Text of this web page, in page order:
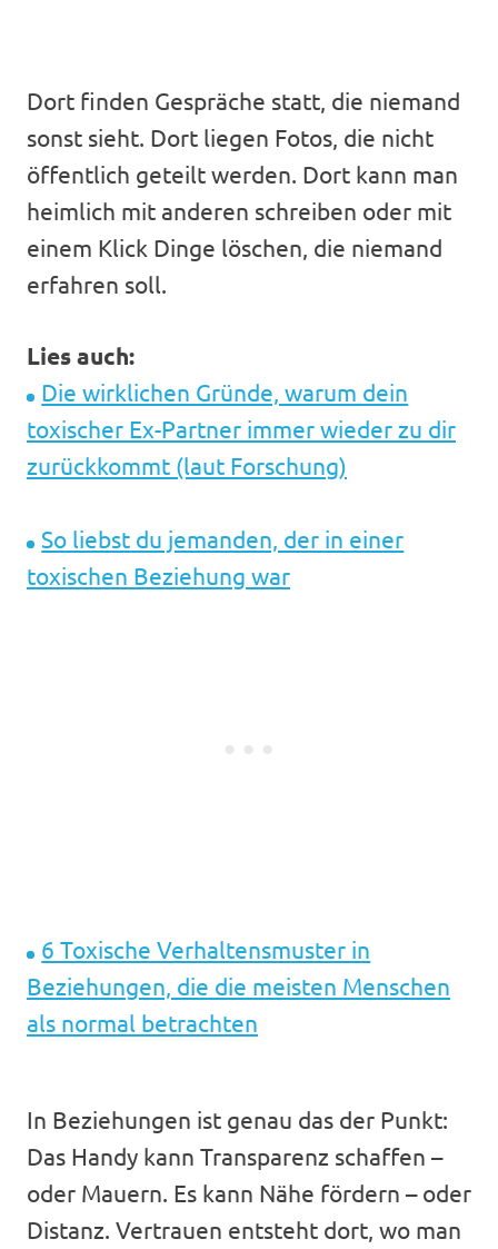
Dort finden Gespräche statt, die niemand
sonst sieht. Dort liegen Fotos, die nicht
öffentlich geteilt werden. Dort kann man
heimlich mit anderen schreiben oder mit
einem Klick Dinge löschen, die niemand
erfahren soll.
Lies auch:
Die wirklichen Gründe, warum dein
toxischer Ex-Partner immer wieder zu dir
zurückkommt (laut Forschung)
So liebst du jemanden, der in einer
toxischen Beziehung war
6 Toxische Verhaltensmuster in
Beziehungen, die die meisten Menschen
als normal betrachten
In Beziehungen ist genau das der Punkt:
Das Handy kann Transparenz schaffen –
oder Mauern. Es kann Nähe fördern – oder
Distanz. Vertrauen entsteht dort, wo man